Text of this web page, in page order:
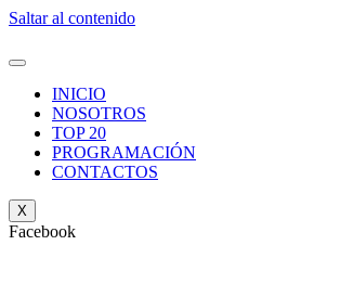
Saltar al contenido
INICIO
NOSOTROS
TOP 20
PROGRAMACIÓN
CONTACTOS
X
Facebook